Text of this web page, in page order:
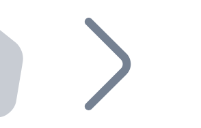
Bitnovo
Bitnovo dans votre entreprise et
dans votre écosystème.